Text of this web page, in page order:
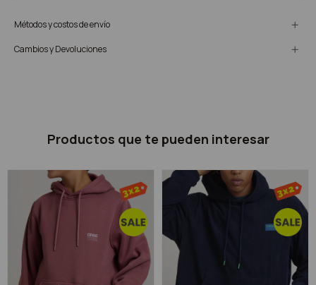
Métodos y costos de envío
Cambios y Devoluciones
Productos que te pueden interesar